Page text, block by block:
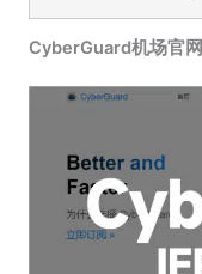
CyberGuard机场官网